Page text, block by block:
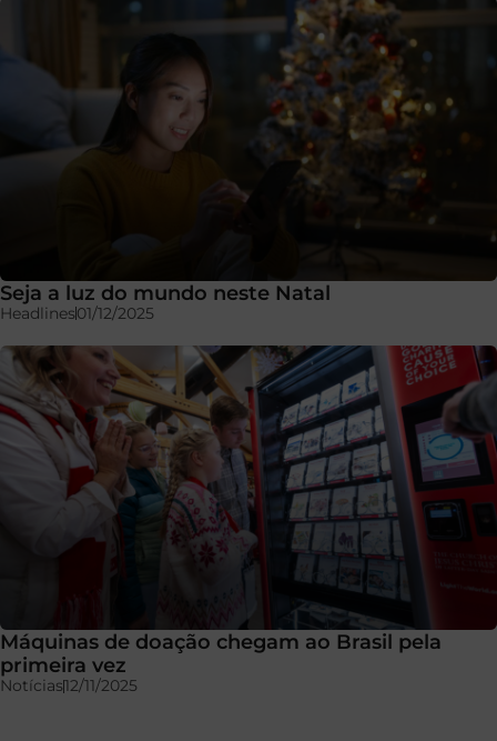
Seja a luz do mundo neste Natal
Headlines01/12/2025
Máquinas de doação chegam ao Brasil pela
primeira vez
Notícias12/11/2025